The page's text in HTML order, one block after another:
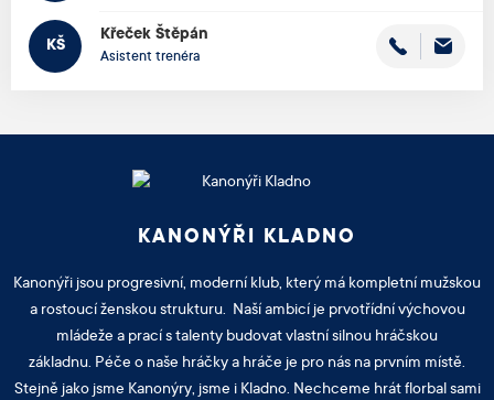
KŠ
Štěpán
Křeček
Asistent trenéra
KANONÝŘI KLADNO
Kanonýři jsou progresivní, moderní klub, který má kompletní mužskou
a rostoucí ženskou strukturu. Naší ambicí je prvotřídní výchovou
mládeže a prací s talenty budovat vlastní silnou hráčskou
základnu. Péče o naše hráčky a hráče je pro nás na prvním místě.
Stejně jako jsme Kanonýry, jsme i Kladno. Nechceme hrát florbal sami